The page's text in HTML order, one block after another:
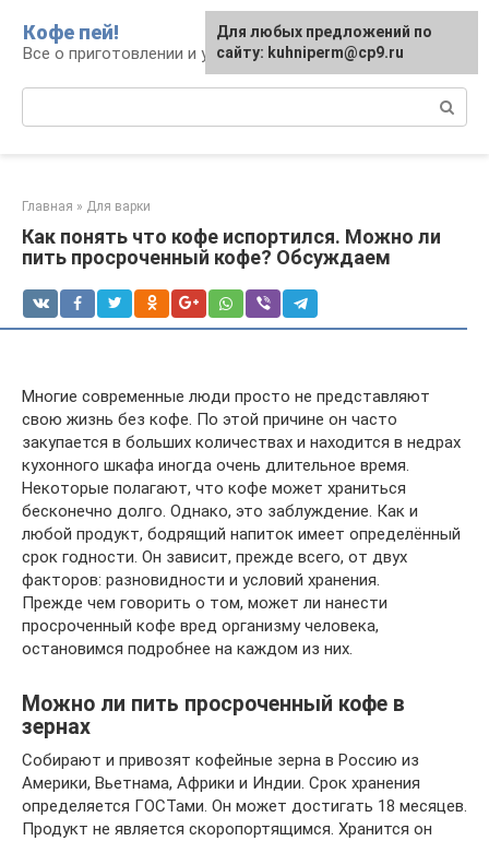
контенту
Кофе пей!
Все о приготовлении и употреблении кофе
Главная » Для варки
Как понять что кофе испортился. Можно ли
пить просроченный кофе? Обсуждаем
Многие современные люди просто не представляют
свою жизнь без кофе. По этой причине он часто
закупается в больших количествах и находится в недрах
кухонного шкафа иногда очень длительное время.
Некоторые полагают, что кофе может храниться
бесконечно долго. Однако, это заблуждение. Как и
любой продукт, бодрящий напиток имеет определённый
срок годности. Он зависит, прежде всего, от двух
факторов: разновидности и условий хранения.
Прежде чем говорить о том, может ли нанести
просроченный кофе вред организму человека,
остановимся подробнее на каждом из них.
Можно ли пить просроченный кофе в
зернах
Собирают и привозят кофейные зерна в Россию из
Америки, Вьетнама, Африки и Индии. Срок хранения
определяется ГОСТами. Он может достигать 18 месяцев.
Продукт не является скоропортящимся. Хранится он
Для любых предложений по
сайту: kuhniperm@cp9.ru